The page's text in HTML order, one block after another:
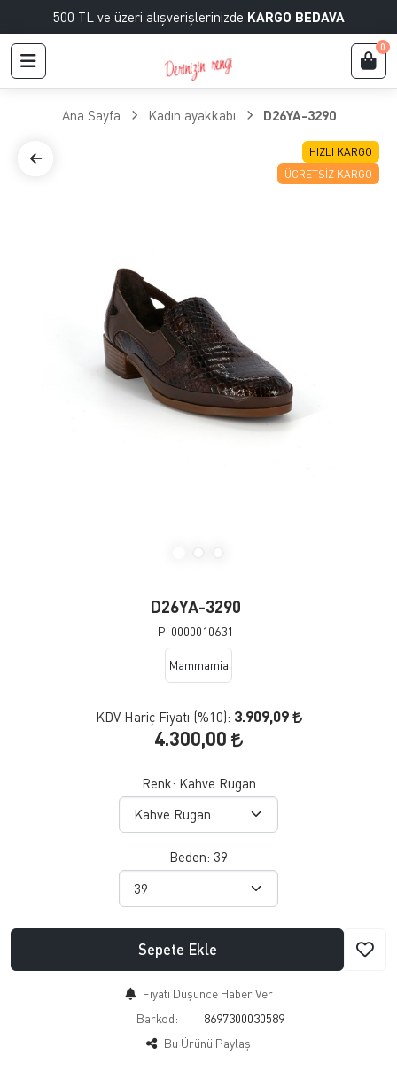
500 TL ve üzeri alışverişlerinizde KARGO BEDAVA
0
Ana Sayfa Kadın ayakkabı D26YA-3290
HIZLI KARGO
ÜCRETSIZ KARGO
D26YA-3290
P-0000010631
Mammamia
KDV Hariç Fiyatı (%10): 3.909,09
4.300,00
Renk: Kahve Rugan
Beden: 39
Sepete Ekle
Fiyatı Düşünce Haber Ver
Barkod:
8697300030589
Bu Ürünü Paylaş